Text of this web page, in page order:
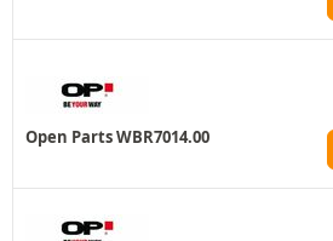
Open Parts WBR7014.00